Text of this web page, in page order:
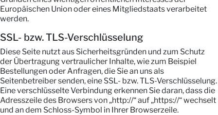
Europäischen Union oder eines Mitgliedstaats verarbeitet
werden.
SSL- bzw. TLS-Verschlüsselung
Diese Seite nutzt aus Sicherheitsgründen und zum Schutz
der Übertragung vertraulicher Inhalte, wie zum Beispiel
Bestellungen oder Anfragen, die Sie an uns als
Seitenbetreiber senden, eine SSL- bzw. TLS-Verschlüsselung.
Eine verschlüsselte Verbindung erkennen Sie daran, dass die
Adresszeile des Browsers von „http://“ auf „https://“ wechselt
und an dem Schloss-Symbol in Ihrer Browserzeile.